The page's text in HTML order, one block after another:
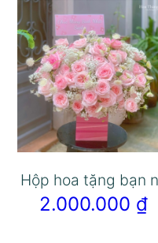
Hộp hoa tặng bạn
2.000.000 ₫